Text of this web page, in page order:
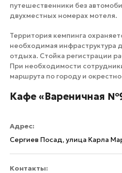
путешественники без
двухместных номерах мотеля.
Территория кемпинга
необходимая инфраструктура
отдыха. Стойка регистрации
При необходимости
маршрута по городу и
Кафе «Вареничная
Адрес:
Сергиев Посад, улица Карла
Контакты: